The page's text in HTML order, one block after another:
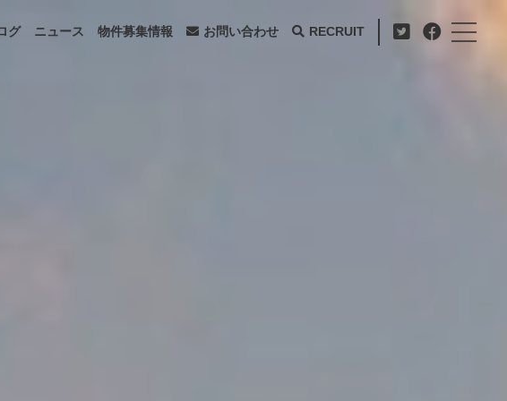
グ ニュース 物件募集情報 お問い合わせ RECRUIT